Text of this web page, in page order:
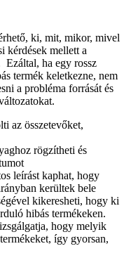
ki, mit, mikor, mivel
kérdések mellett a
Ezáltal, ha egy rossz
termék keletkezne, nem
a probléma forrását és
az összetevőket,
rögzítheti és
leírást kaphat, hogy
kerültek bele
kikeresheti, hogy ki
hibás termékeken.
hogy melyik
így gyorsan,